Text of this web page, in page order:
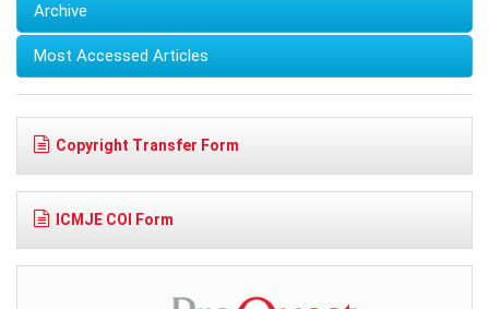
Archive
Most Accessed Articles
Copyright Transfer Form
ICMJE COI Form